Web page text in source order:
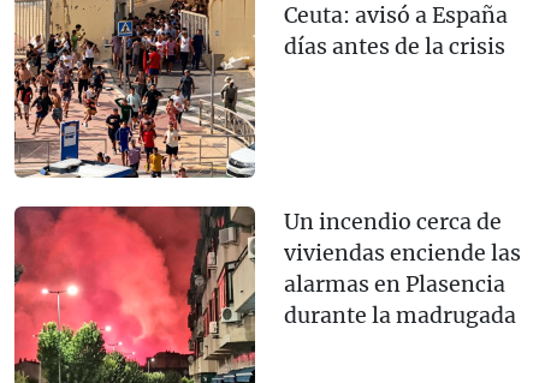
Ceuta: avisó a España
días antes de la crisis
Un incendio cerca de
viviendas enciende las
alarmas en Plasencia
durante la madrugada